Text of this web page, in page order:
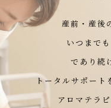
産前・産後
いつまで
であり続
トータルサポート
アロマテラ